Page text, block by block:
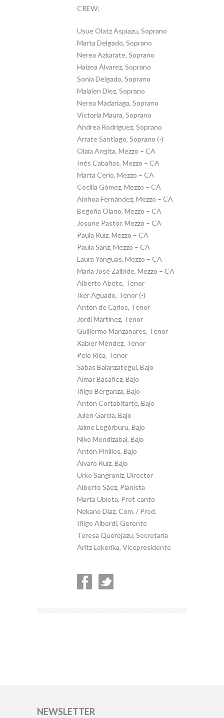
CREW:
Usue Olatz Aspiazu, Soprano
Marta Delgado, Soprano
Nerea Azkarate, Soprano
Haizea Álvarez, Soprano
Sonia Delgado, Soprano
Maialen Díez, Soprano
Nerea Madariaga, Soprano
Victoria Maura, Soprano
Andrea Rodríguez, Soprano
Arrate Santiago, Soprano (-)
Olaia Arejita, Mezzo – CA
Inés Cabañas, Mezzo – CA
Marta Cerio, Mezzo – CA
Cecilia Gómez, Mezzo – CA
Ainhoa Fernández, Mezzo – CA
Begoña Olano, Mezzo – CA
Josune Pastor, Mezzo – CA
Paula Ruiz, Mezzo – CA
Paula Sanz, Mezzo – CA
Laura Yanguas, Mezzo – CA
María José Zalbide, Mezzo – CA
Alberto Abete, Tenor
Iker Aguado, Tenor (-)
Antón de Carlos, Tenor
Jordi Martínez, Tenor
Guillermo Manzanares, Tenor
Xabier Méndez, Tenor
Peio Rica, Tenor
Sabas Balanzategui, Bajo
Aimar Basañez, Bajo
Iñigo Berganza, Bajo
Antón Cortabitarte, Bajo
Julen García, Bajo
Jaime Legórburu, Bajo
Niko Mendizabal, Bajo
Antón Pinillos, Bajo
Álvaro Ruiz, Bajo
Urko Sangroniz, Director
Alberto Sáez, Pianista
Marta Ubieta, Prof. canto
Nekane Díaz, Com. / Prod.
Iñigo Alberdi, Gerente
Teresa Querejazu, Secretaria
Aritz Lekerika, Vicepresidente
NEWSLETTER